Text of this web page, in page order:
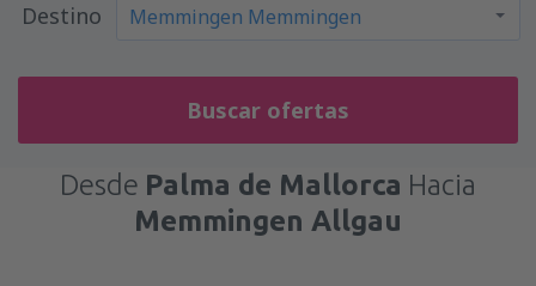
Destino
Buscar ofertas
Desde Palma de Mallorca Hacia
Memmingen Allgau